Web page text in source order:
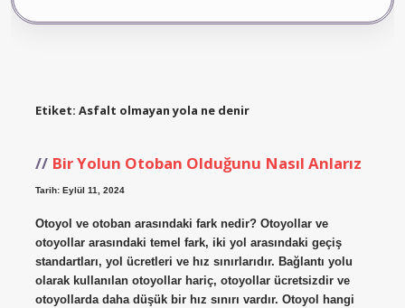
Etiket: Asfalt olmayan yola ne denir
Bir Yolun Otoban Olduğunu Nasıl Anlarız
Tarih: Eylül 11, 2024
Otoyol ve otoban arasındaki fark nedir? Otoyollar ve
otoyollar arasındaki temel fark, iki yol arasındaki geçiş
standartları, yol ücretleri ve hız sınırlarıdır. Bağlantı yolu
olarak kullanılan otoyollar hariç, otoyollar ücretsizdir ve
otoyollarda daha düşük bir hız sınırı vardır. Otoyol hangi